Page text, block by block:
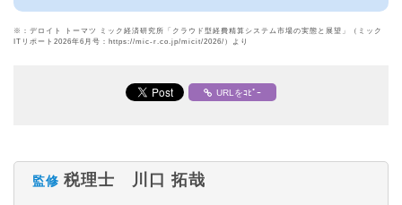
※：デロイト トーマツ ミック経済研究所「クラウド型経費精算システム市場の実態と展望」（ミック
ITリポート2026年6月号：https://mic-r.co.jp/micit/2026/）より
URLをｺﾋﾟｰ
監修 税理士 川口 拓哉